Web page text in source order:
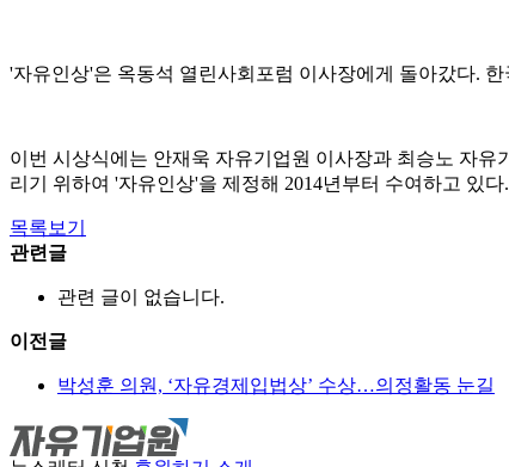
'자유인상'은 옥동석 열린사회포럼 이사장에게 돌아갔다.
이번 시상식에는 안재욱 자유기업원 이사장과 최승노 자
리기 위하여 '자유인상'을 제정해 2014년부터 수여하고 있
목록보기
관련글
관련 글이 없습니다.
이전글
박성훈 의원, ‘자유경제입법상’ 수상…의정활동 눈길